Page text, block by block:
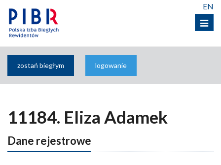
Menu
EN
zostań biegłym logowanie
11184. Eliza Adamek
Dane rejestrowe